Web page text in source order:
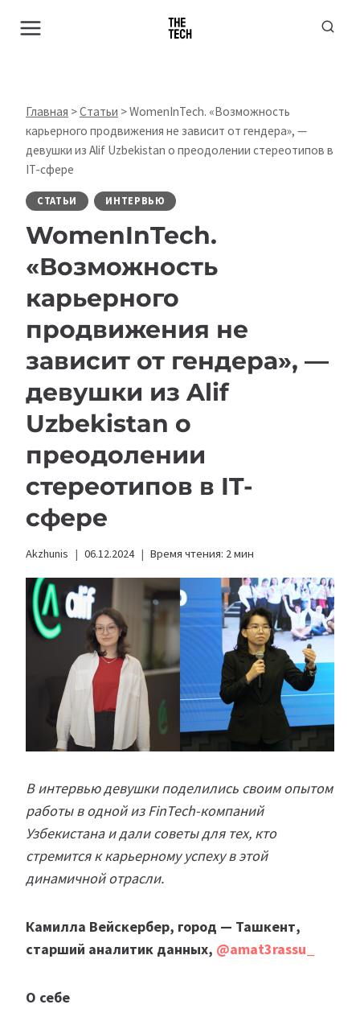
Главная >Статьи >WomenInTech. «Возможность
карьерного продвижения не зависит от гендера», —
девушки из Alif Uzbekistan о преодолении стереотипов в
IT-сфере
СТАТЬИ ИНТЕРВЬЮ
WomenInTech.
«Возможность
карьерного
продвижения не
зависит от гендера», —
девушки из Alif
Uzbekistan о
преодолении
стереотипов в IT-
сфере
Akzhunis 06.12.2024 Время чтения: 2мин
В интервью девушки поделились своим опытом
работы в одной из FinTech-компаний
Узбекистана и дали советы для тех, кто
стремится к карьерному успеху в этой
динамичной отрасли.
Камилла Вейскербер, город — Ташкент​,
старший аналитик данных, @amat3rassu_
О себе